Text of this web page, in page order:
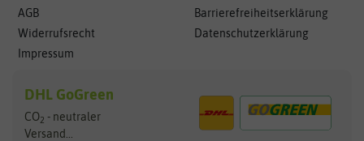
AGB
Widerrufsrecht
Impressum
Barrierefreiheitserklärung
Datenschutzerklärung
DHL GoGreen
CO2 - neutraler
Versand...